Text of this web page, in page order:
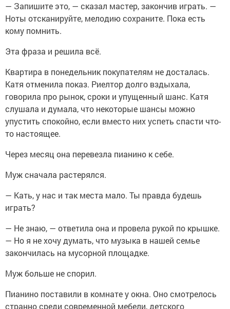
— Запишите это, — сказал мастер, закончив играть. —
Ноты отсканируйте, мелодию сохраните. Пока есть
кому помнить.
Эта фраза и решила всё.
Квартира в понедельник покупателям не досталась.
Катя отменила показ. Риелтор долго вздыхала,
говорила про рынок, сроки и упущенный шанс. Катя
слушала и думала, что некоторые шансы можно
упустить спокойно, если вместо них успеть спасти что-
то настоящее.
Через месяц она перевезла пианино к себе.
Муж сначала растерялся.
— Кать, у нас и так места мало. Ты правда будешь
играть?
— Не знаю, — ответила она и провела рукой по крышке.
— Но я не хочу думать, что музыка в нашей семье
закончилась на мусорной площадке.
Муж больше не спорил.
Пианино поставили в комнате у окна. Оно смотрелось
странно среди современной мебели, детского